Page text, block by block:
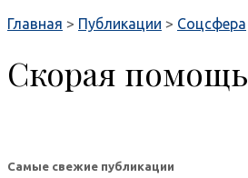
Главная > Публикации > Соцсфера
Скорая помощь
Самые свежие публикации